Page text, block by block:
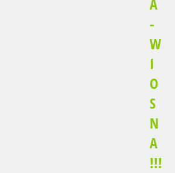
-
W
I
O
S
N
A
!!!